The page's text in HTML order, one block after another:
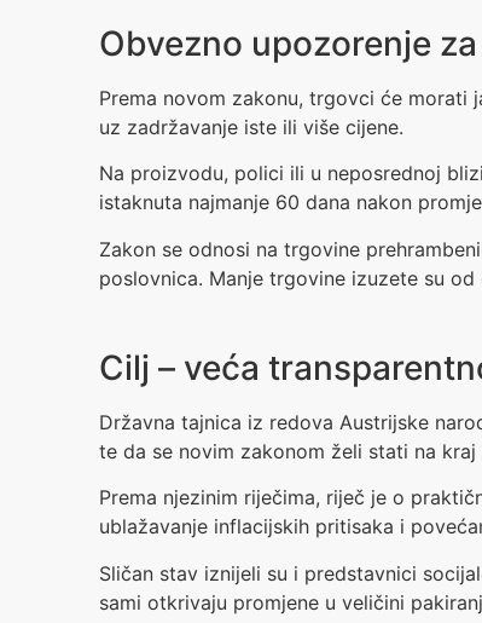
Obvezno upozorenje
Prema novom zakonu, trgovci će morati
uz zadržavanje iste ili više cijene.
Na proizvodu, polici ili u neposrednoj
istaknuta najmanje 60 dana nakon
Zakon se odnosi na trgovine
poslovnica. Manje trgovine izuzete su od
Cilj – veća
Državna tajnica iz redova Austrijske
te da se novim zakonom želi stati na
Prema njezinim riječima, riječ je o
ublažavanje inflacijskih pritisaka i
Sličan stav iznijeli su i predstavnici
sami otkrivaju promjene u veličini